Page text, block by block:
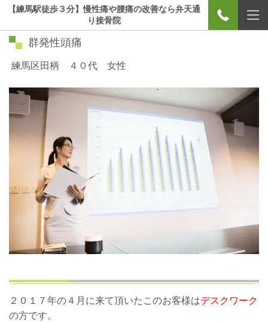
【練馬駅徒歩３分】慢性痛や腰痛の改善なら弁天通
り接骨院
群発性頭痛
練馬区田柄 ４０代 女性
２０１７年の４月に来て頂いたこのお客様はデスクワーク
の方です。